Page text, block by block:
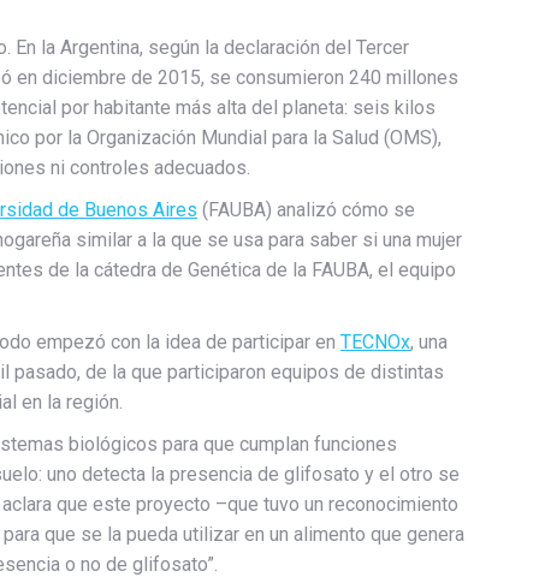
la Argentina, según la declaración del Tercer
en diciembre de 2015, se consumieron 240 millones
por habitante más alta del planeta: seis kilos
por la Organización Mundial para la Salud (OMS),
ni controles adecuados.
de Buenos Aires (FAUBA) analizó cómo se
similar a la que se usa para saber si una mujer
de la cátedra de Genética de la FAUBA, el equipo
empezó con la idea de participar en TECNOx, una
pasado, de la que participaron equipos de distintas
en la región.
biológicos para que cumplan funciones
uno detecta la presencia de glifosato y el otro se
que este proyecto –que tuvo un reconocimiento
que se la pueda utilizar en un alimento que genera
o no de glifosato”.